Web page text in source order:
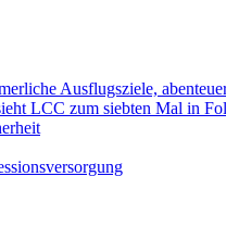
Ausflugsziele,
LCC zum siebten Mal in